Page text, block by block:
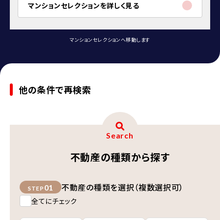
マンションセレクションを詳しく見る
マンションセレクションへ移動します
他の条件で再検索
Search
不動産の種類から探す
STEP 01 不動産の種類を選択（複数選択可）
全てにチェック